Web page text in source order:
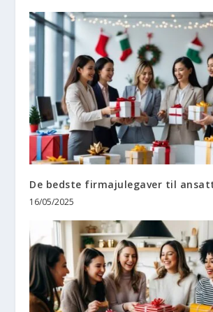
De bedste firmajulegaver til
16/05/2025